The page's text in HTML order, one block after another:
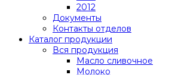
2012
Документы
Контакты отделов
Каталог продукции
Вся продукция
Масло сливочное
Молоко